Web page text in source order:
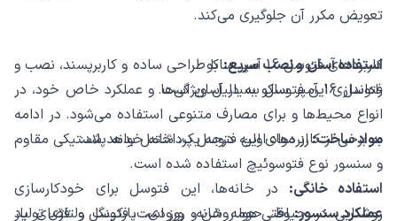
تعویض مکرر آن جلوگیری می‌کند.
استفاده آسان و نصب سریع:با طراحی ساده و کاربرپسند، نصب و
راه‌اندازی این فتوسل بسیار آسان است.
مواد ساخت:از مواد اولیه درجه یک، شامل بدنه پلاستیکی مقاوم
و سنسور نوع فتوسوئیچ استفاده شده است.
عملکرد سنسور:وقتی هوا روشن و روز است، فتوسل ولتاژی تولید
کاربردهای فتوسل 16 آمپر ساکو
فتوسل 16 آمپر ساکو به دلیل ویژگی‌ها و عملکرد خاص خود، در
انواع محیط‌ها و برای مصارف متنوعی استفاده می‌شود. در ادامه
به برخی از کاربردهای این فتوسل پرداخته خواهد شد:
استفاده خانگی: در خانه‌ها، این فتوسل برای خودکارسازی
روشنایی در حیاط، حومه خانه، ورودی، پارکینگ و فضای باز